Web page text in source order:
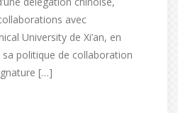
avec
University de Xi’an, en
sa politique de collaboration
[…]